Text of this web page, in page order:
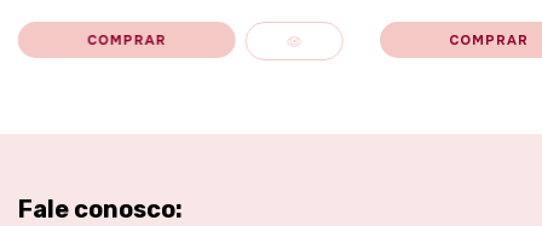
COMPRAR
Fale conosco: